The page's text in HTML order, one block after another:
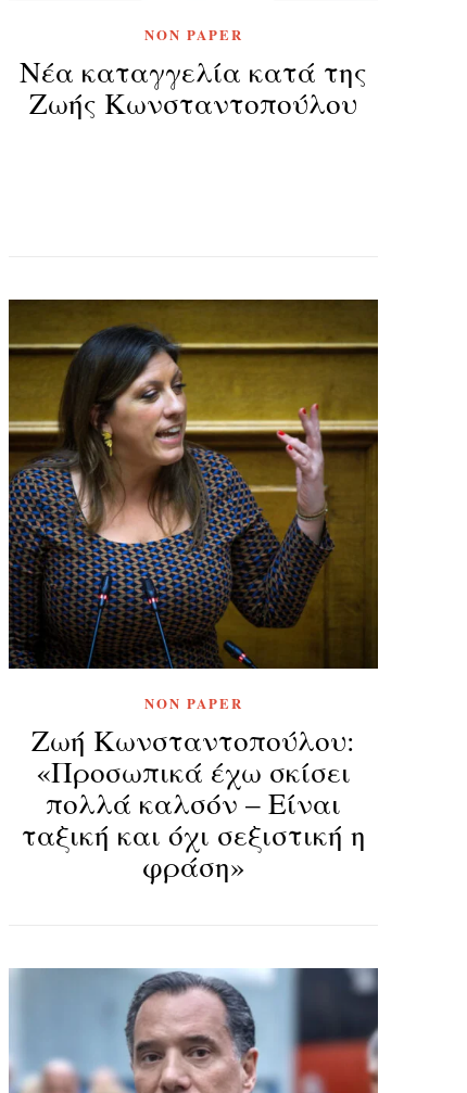
NON PAPER
Νέα καταγγελία κατά της
Ζωής Κωνσταντοπούλου
NON PAPER
Ζωή Κωνσταντοπούλου:
«Προσωπικά έχω σκίσει
πολλά καλσόν – Είναι
ταξική και όχι σεξιστική η
φράση»